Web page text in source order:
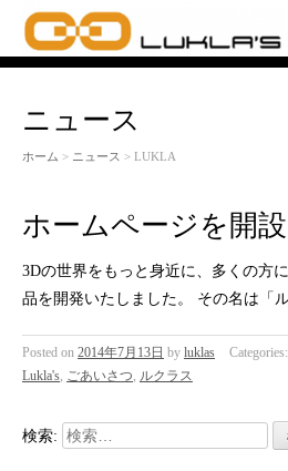
ニュース
ホーム > ニュース > LUKLA
ホームページを開設
3Dの世界をもっと身近に、多くの方
品を開発いたしました。 その名は「
Posted on 2014年7月13日 by luklas Categories:
Lukla's, ごあいさつ, ルクラス
検索: